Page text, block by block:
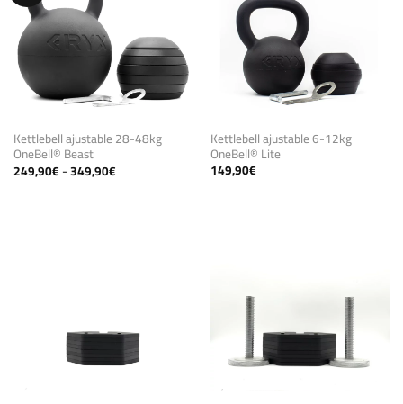
Kettlebell ajustable 28-48kg
OneBell® Beast
249,90€-349,90€Rango
de
Kettlebell ajustable 6-12kg
OneBell® Lite
149,90€